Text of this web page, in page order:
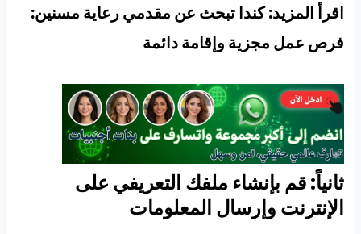
اقرأ المزيد: كندا تبحث عن مقدمي رعاية مسنين:
فرص عمل مجزية وإقامة دائمة
ثانياً: قم بإنشاء ملفك التعريفي على
الإنترنت وإرسال المعلومات